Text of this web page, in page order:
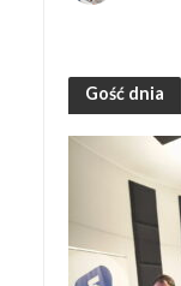
Gość dnia